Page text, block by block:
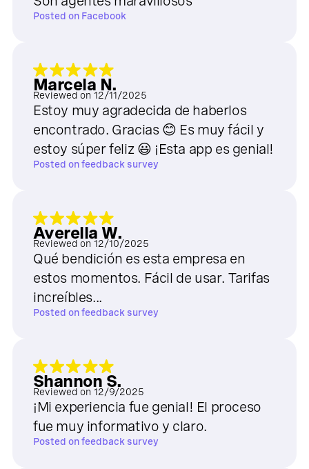
Posted on Facebook
Marcela N.
Reviewed on 12/11/2025
Estoy muy agradecida de haberlos
encontrado. Gracias 😊 Es muy fácil y
estoy súper feliz 😃 ¡Esta app es genial!
Posted onfeedback survey
Averella W.
Reviewed on 12/10/2025
Qué bendición es esta empresa en
estos momentos. Fácil de usar. Tarifas
increíbles...
Posted onfeedback survey
Shannon S.
Reviewed on 12/9/2025
¡Mi experiencia fue genial! El proceso
fue muy informativo y claro.
Posted onfeedback survey